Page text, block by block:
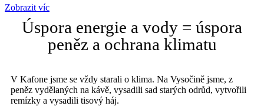
Zobrazit víc
Úspora energie a vody = úspora
peněz a ochrana klimatu
V Kafone jsme se vždy starali o klima. Na Vysočině jsme, z
peněz vydělaných na kávě, vysadili sad starých odrůd, vytvořili
remízky a vysadili tisový háj.